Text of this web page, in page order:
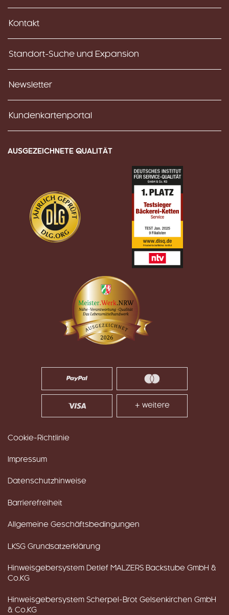
Kontakt
Standort-Suche und Expansion
Newsletter
Kundenkartenportal
AUSGEZEICHNETE QUALITÄT
+ weitere
Cookie-Richtlinie
Impressum
Datenschutzhinweise
Barrierefreiheit
Allgemeine Geschäftsbedingungen
LKSG Grundsatzerklärung
Hinweisgebersystem Detlef MALZERS Backstube GmbH &
Co.KG
Hinweisgebersystem Scherpel-Brot Gelsenkirchen GmbH
& Co.KG